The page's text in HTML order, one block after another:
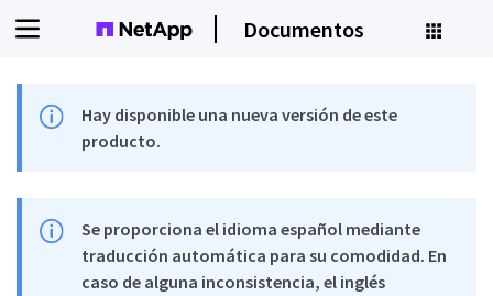
Documentos
Hay disponible una nueva versión de este
producto.
Se proporciona el idioma español mediante
traducción automática para su comodidad. En
caso de alguna inconsistencia, el inglés